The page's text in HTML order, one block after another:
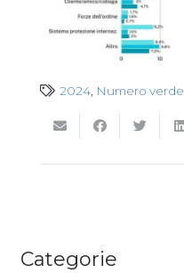
2024, Numero verde
Categorie